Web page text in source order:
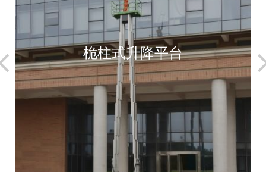
桅柱式升降平台